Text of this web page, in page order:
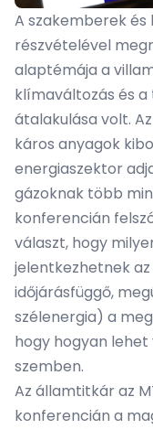
A szakemberek
részvételével
alaptémája a
klímaváltozás és
átalakulása volt.
káros anyagok
energiaszektor
gázoknak több
konferencián
választ, hogy
jelentkezhetnek
időjárásfüggő,
szélenergia) a
hogy hogyan
szemben.
Az államtitkár az
konferencián a